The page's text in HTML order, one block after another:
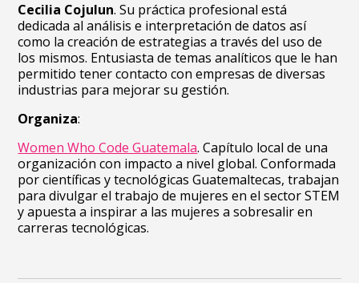
Cecilia Cojulun. Su práctica profesional está
dedicada al análisis e interpretación de datos así
como la creación de estrategias a través del uso de
los mismos. Entusiasta de temas analíticos que le han
permitido tener contacto con empresas de diversas
industrias para mejorar su gestión.
Organiza:
Women Who Code Guatemala. Capítulo local de una
organización con impacto a nivel global. Conformada
por científicas y tecnológicas Guatemaltecas, trabajan
para divulgar el trabajo de mujeres en el sector STEM
y apuesta a inspirar a las mujeres a sobresalir en
carreras tecnológicas.